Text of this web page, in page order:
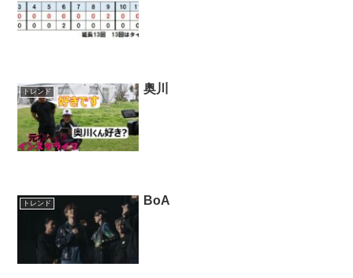
トレンド 奥川
トレンド BoA